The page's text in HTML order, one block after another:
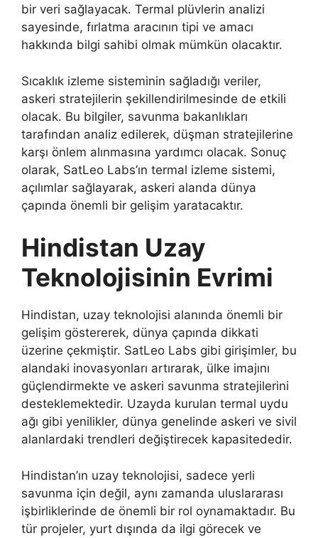
bir veri sağlayacak. Termal plüvlerin analizi
sayesinde, fırlatma aracının tipi ve amacı
hakkında bilgi sahibi olmak mümkün olacaktır.
Sıcaklık izleme sisteminin sağladığı veriler,
askeri stratejilerin şekillendirilmesinde de etkili
olacak. Bu bilgiler, savunma bakanlıkları
tarafından analiz edilerek, düşman stratejilerine
karşı önlem alınmasına yardımcı olacak. Sonuç
olarak, SatLeo Labs’ın termal izleme sistemi,
açılımlar sağlayarak, askeri alanda dünya
çapında önemli bir gelişim yaratacaktır.
Hindistan Uzay
Teknolojisinin Evrimi
Hindistan, uzay teknolojisi alanında önemli bir
gelişim göstererek, dünya çapında dikkati
üzerine çekmiştir. SatLeo Labs gibi girişimler, bu
alandaki inovasyonları artırarak, ülke imajını
güçlendirmekte ve askeri savunma stratejilerini
desteklemektedir. Uzayda kurulan termal uydu
ağı gibi yenilikler, dünya genelinde askeri ve sivil
alanlardaki trendleri değiştirecek kapasitededir.
Hindistan’ın uzay teknolojisi, sadece yerli
savunma için değil, aynı zamanda uluslararası
işbirliklerinde de önemli bir rol oynamaktadır. Bu
tür projeler, yurt dışında da ilgi görecek ve